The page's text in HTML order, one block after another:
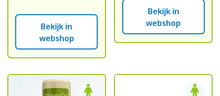
Bekijk in
webshop
Bekijk in
webshop